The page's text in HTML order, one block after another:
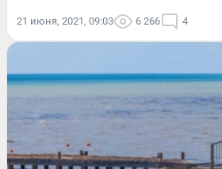
21 июня, 2021, 09:03 6 266 4